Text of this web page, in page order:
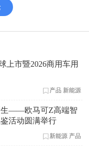
上市暨2026商用车用
产品 新能源
生——欧马可Z高端智
活动圆满举行
新能源 产品